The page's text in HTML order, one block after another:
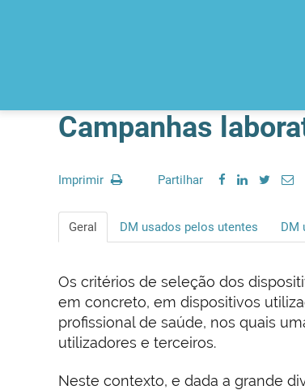
Campanhas
Imprimir Partilhar
Geral DM usados pelos utentes DM
Os critérios de seleção dos
em concreto, em dispositivos
profissional de saúde, nos quais
utilizadores e terceiros.
Neste contexto, e dada a grande